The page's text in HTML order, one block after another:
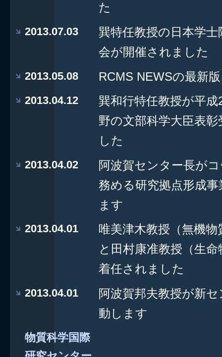
た
2013.07.03
巽特任教授の日本学
会が開催されました
2013.05.08 RCMS NEWSの最新
2013.04.12
巽和行特任教授が平
野の文部科学大臣表
した
2013.04.02
阿波賀センター長が
務める研究拠点形成
ます
2013.04.01
唯美津木教授（無機
と田村康准教授（生
着任されました
2013.04.01
阿波賀邦夫教授が新
動します
物質科学国際